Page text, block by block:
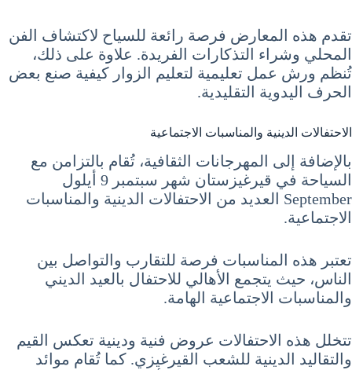
تقدم هذه المعارض فرصة رائعة للسياح لاكتشاف الفن
المحلي وشراء التذكارات الفريدة. علاوة على ذلك،
تُنظم ورش عمل تعليمية لتعليم الزوار كيفية صنع بعض
الحرف اليدوية التقليدية.
الاحتفالات الدينية والمناسبات الاجتماعية
بالإضافة إلى المهرجانات الثقافية، تُقام بالتزامن مع
السياحة في قيرغيزستان شهر سبتمبر 9 أيلول
September العديد من الاحتفالات الدينية والمناسبات
الاجتماعية.
تعتبر هذه المناسبات فرصة للتقارب والتواصل بين
الناس، حيث يتجمع الأهالي للاحتفال بالعيد الديني
والمناسبات الاجتماعية الهامة.
تتخلل هذه الاحتفالات عروض فنية ودينية تعكس القيم
والتقاليد الدينية للشعب القيرغيزي. كما تُقام موائد